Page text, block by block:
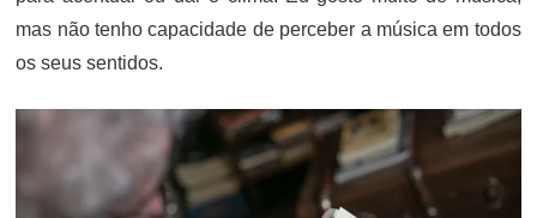
mas não tenho capacidade de perceber a música em todos
os seus sentidos.